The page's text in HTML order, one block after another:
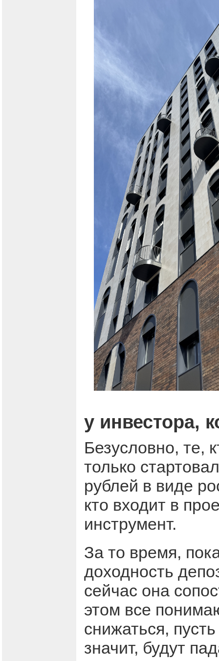
у инвестора,
Безусловно, те,
только
рублей в виде
кто входит в
инструмент.
За то время,
доходность
сейчас она
этом все
снижаться,
значит, будут